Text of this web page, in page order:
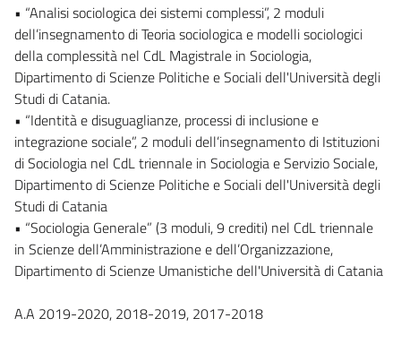
• “Analisi sociologica dei sistemi complessi”, 2 moduli
dell’insegnamento di Teoria sociologica e modelli sociologici
della complessità nel CdL Magistrale in Sociologia,
Dipartimento di Scienze Politiche e Sociali dell'Università degli
Studi di Catania.
• “Identità e disuguaglianze, processi di inclusione e
integrazione sociale”, 2 moduli dell’insegnamento di Istituzioni
di Sociologia nel CdL triennale in Sociologia e Servizio Sociale,
Dipartimento di Scienze Politiche e Sociali dell'Università degli
Studi di Catania
• “Sociologia Generale” (3 moduli, 9 crediti) nel CdL triennale
in Scienze dell’Amministrazione e dell’Organizzazione,
Dipartimento di Scienze Umanistiche dell'Università di Catania
A.A 2019-2020, 2018-2019, 2017-2018